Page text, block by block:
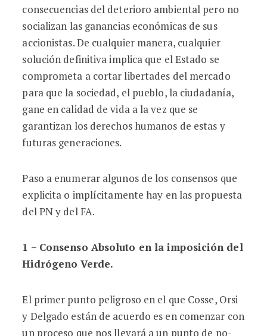
consecuencias del deterioro ambiental pero no
socializan las ganancias económicas de sus
accionistas. De cualquier manera, cualquier
solución definitiva implica que el Estado se
comprometa a cortar libertades del mercado
para que la sociedad, el pueblo, la ciudadanía,
gane en calidad de vida a la vez que se
garantizan los derechos humanos de estas y
futuras generaciones.
Paso a enumerar algunos de los consensos que
explicita o implícitamente hay en las propuesta
del PN y del FA.
1 – Consenso Absoluto en la imposición del
Hidrógeno Verde.
El primer punto peligroso en el que Cosse, Orsi
y Delgado están de acuerdo es en comenzar con
un proceso que nos llevará a un punto de no-